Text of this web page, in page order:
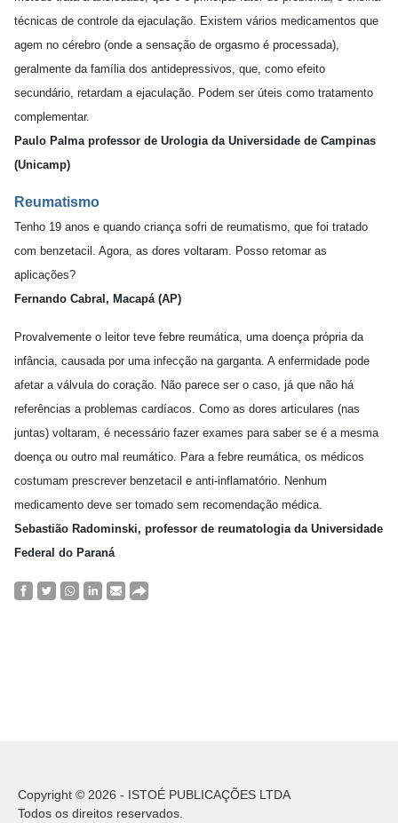
técnicas de controle da ejaculação. Existem vários medicamentos que
agem no cérebro (onde a sensação de orgasmo é processada),
geralmente da família dos antidepressivos, que, como efeito
secundário, retardam a ejaculação. Podem ser úteis como tratamento
complementar.
Paulo Palma professor de Urologia da Universidade de Campinas
(Unicamp)
Reumatismo
Tenho 19 anos e quando criança sofri de reumatismo, que foi tratado
com benzetacil. Agora, as dores voltaram. Posso retomar as
aplicações?
Fernando Cabral, Macapá (AP)
Provalvemente o leitor teve febre reumática, uma doença própria da
infância, causada por uma infecção na garganta. A enfermidade pode
afetar a válvula do coração. Não parece ser o caso, já que não há
referências a problemas cardíacos. Como as dores articulares (nas
juntas) voltaram, é necessário fazer exames para saber se é a mesma
doença ou outro mal reumático. Para a febre reumática, os médicos
costumam prescrever benzetacil e anti-inflamatório. Nenhum
medicamento deve ser tomado sem recomendação médica.
Sebastião Radominski, professor de reumatologia da Universidade
Federal do Paraná
Copyright © 2026 - ISTOÉ PUBLICAÇÕES LTDA
Todos os direitos reservados.